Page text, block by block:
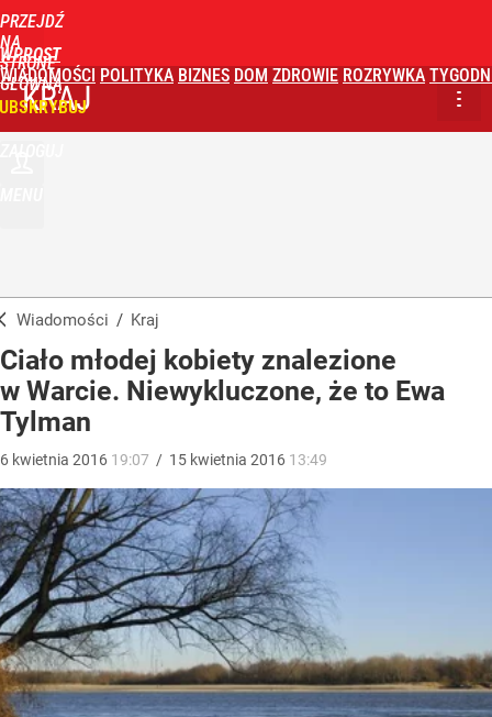
PRZEJDŹ
NA
STRONĘ
GŁÓWNĄ
WPROST
WIADOMOŚCI POLITYKA BIZNES DOM ZDROWIE ROZRYWKA
KRAJ
Wiadomości / Kraj
Ciało młodej kobiety znalezione
w Warcie. Niewykluczone, że to Ewa
Tylman
6 kwietnia 2016 19:07 / 15 kwietnia 2016 13:49